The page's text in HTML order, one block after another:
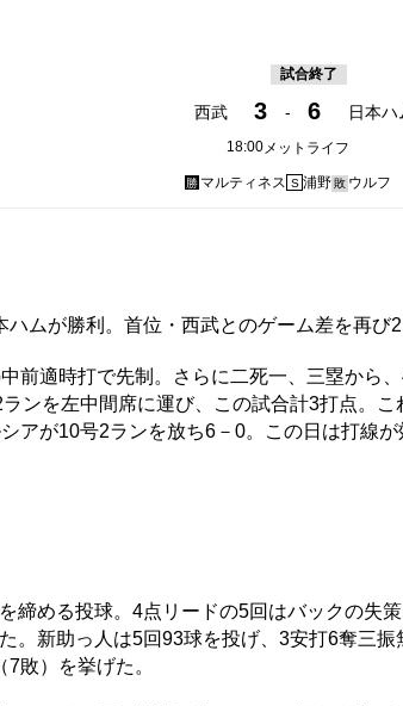
試合終了
西武 3 - 6 日本ハ
18:00メットライフ
勝 マルティネス S 浦野敗 ウルフ
ムが勝利。首位・西武とのゲーム差を再び
前適時打で先制。さらに二死一、三塁から
ンを左中間席に運び、この試合計3打点。
アが10号2ランを放ち6－0。この日は打線が
締める投球。4点リードの5回はバックの失
。新助っ人は5回93球を投げ、3安打6奪三
敗）を挙げた。